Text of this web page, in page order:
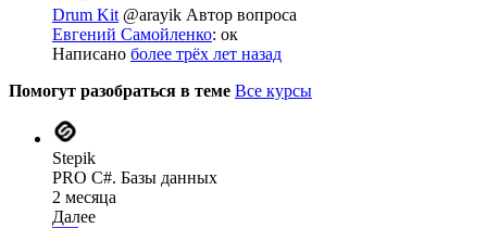
Drum Kit @arayik Автор вопроса
Евгений Самойленко: ок
Написано более трёх лет назад
Помогут разобраться в теме Все курсы
Stepik
PRO C#. Базы данных
2 месяца
Далее